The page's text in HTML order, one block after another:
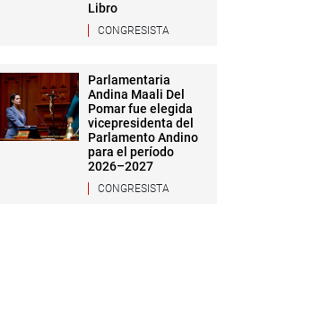
Libro
CONGRESISTA
Parlamentaria
Andina Maali Del
Pomar fue elegida
vicepresidenta del
Parlamento Andino
para el período
2026–2027
CONGRESISTA